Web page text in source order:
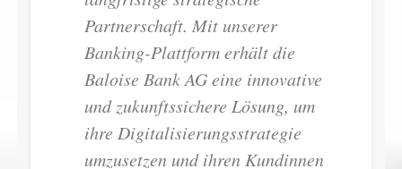
Partnerschaft. Mit unserer
Banking-Plattform erhält die
Baloise Bank AG eine innovative
und zukunftssichere Lösung, um
ihre Digitalisierungsstrategie
umzusetzen und ihren Kundinnen